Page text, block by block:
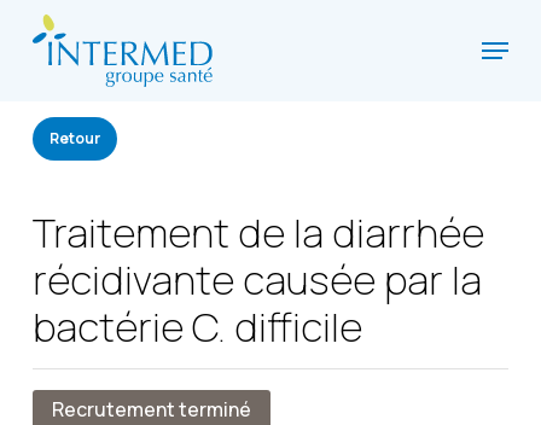
content
Menu
Retour
Traitement de la diarrhée
récidivante causée par la
bactérie C. difficile
Recrutement terminé